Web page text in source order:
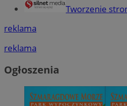
Tworzenie
reklama
reklama
Ogłoszenia